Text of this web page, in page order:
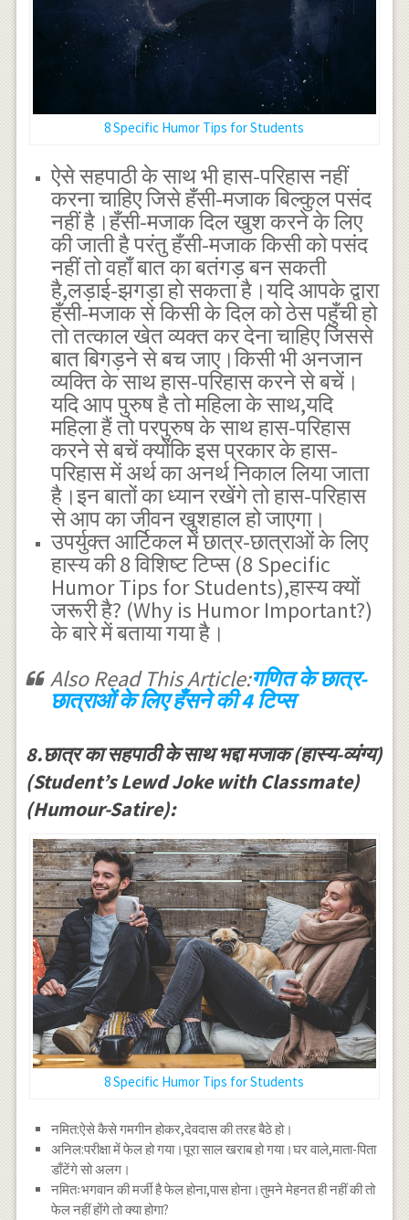
8 Specific Humor Tips for Students
ऐसे सहपाठी के साथ भी हास-परिहास नहीं
करना चाहिए जिसे हँसी-मजाक बिल्कुल पसंद
नहीं है।हँसी-मजाक दिल खुश करने के लिए
की जाती है परंतु हँसी-मजाक किसी को पसंद
नहीं तो वहाँ बात का बतंगड़ बन सकती
है,लड़ाई-झगड़ा हो सकता है।यदि आपके द्वारा
हँसी-मजाक से किसी के दिल को ठेस पहुँची हो
तो तत्काल खेत व्यक्त कर देना चाहिए जिससे
बात बिगड़ने से बच जाए।किसी भी अनजान
व्यक्ति के साथ हास-परिहास करने से बचें।
यदि आप पुरुष है तो महिला के साथ,यदि
महिला हैं तो परपुरुष के साथ हास-परिहास
करने से बचें क्योंकि इस प्रकार के हास-
परिहास में अर्थ का अनर्थ निकाल लिया जाता
है।इन बातों का ध्यान रखेंगे तो हास-परिहास
से आप का जीवन खुशहाल हो जाएगा।
उपर्युक्त आर्टिकल में छात्र-छात्राओं के लिए
हास्य की 8 विशिष्ट टिप्स (8 Specific
Humor Tips for Students),हास्य क्यों
जरूरी है? (Why is Humor Important?)
के बारे में बताया गया है।
Also Read This Article:गणित के छात्र-
छात्राओं के लिए हँसने की 4 टिप्स
8.छात्र का सहपाठी के साथ भद्दा मजाक (हास्य-व्यंग्य)
(Student’s Lewd Joke with Classmate)
(Humour-Satire):
8 Specific Humor Tips for Students
नमित:ऐसे कैसे गमगीन होकर,देवदास की तरह बैठे हो।
अनिल:परीक्षा में फेल हो गया।पूरा साल खराब हो गया।घर वाले,माता-पिता
डाँटेंगे सो अलग।
नमितःभगवान की मर्जी है फेल होना,पास होना।तुमने मेहनत ही नहीं की तो
फेल नहीं होंगे तो क्या होगा?